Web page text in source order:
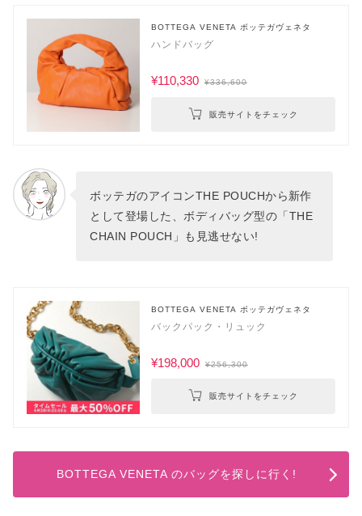
BOTTEGA VENETA ボッテガヴェネタ
ハンドバッグ
¥110,330 ¥336,600
販売サイトをチェック
ボッテガのアイコンTHE POUCHから新作
として登場した、ボディバッグ型の「THE
CHAIN POUCH」も見逃せない!
BOTTEGA VENETA ボッテガヴェネタ
バックパック・リュック
¥198,000 ¥256,300
販売サイトをチェック
BOTTEGA VENETA のバッグを探しに行く!